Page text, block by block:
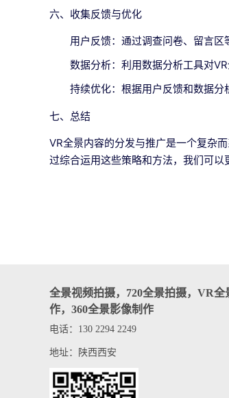
六、收集反馈与优化
用户反馈：通过调查问卷、留言区
数据分析：利用数据分析工具对
持续优化：根据用户反馈和数据分
七、总结
VR全景内容的分发与推广是一个复杂
过综合运用这些策略和方法，我们可以
全景视频拍摄，720全景拍摄，VR全
作，360全景影像制作
电话：130 2294 2249
地址：陕西西安